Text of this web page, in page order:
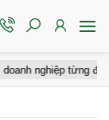
từng đề xuất